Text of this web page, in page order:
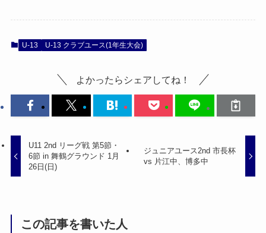
U-13 U-13 クラブユース(1年生大会)
よかったらシェアしてね！
U11 2nd リーグ戦 第5節・
6節 in 舞鶴グラウンド 1月
26日(日)
ジュニアユース2nd 市長杯
vs 片江中、博多中
この記事を書いた人